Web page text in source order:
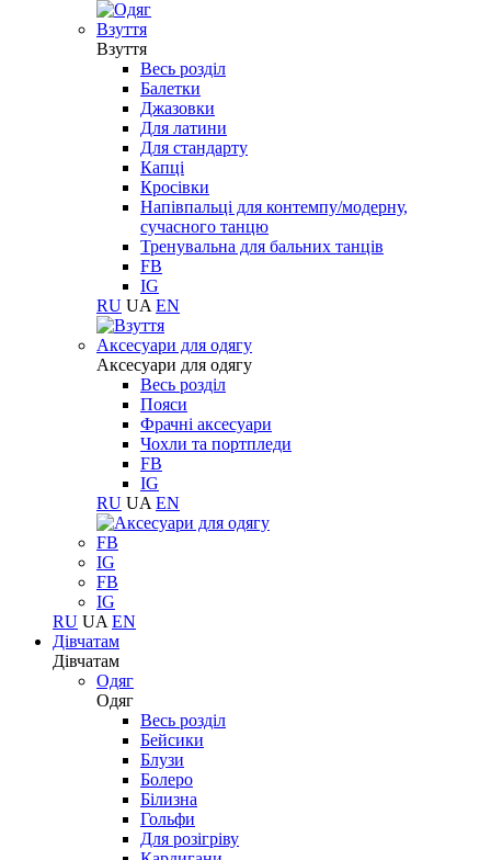
Взуття
Взуття
Весь розділ
Балетки
Джазовки
Для латини
Для стандарту
Капці
Кросівки
Напівпальці для контемпу/модерну,
сучасного танцю
Тренувальна для бальних танців
FB
IG
RU UA EN
Aксесуари для одягу
Aксесуари для одягу
Весь розділ
Пояси
Фрачні аксесуари
Чохли та портпледи
FB
IG
RU UA EN
FB
IG
FB
IG
RU UA EN
Дівчатам
Дівчатам
Одяг
Одяг
Весь розділ
Бейсики
Блузи
Болеро
Білизна
Гольфи
Для розігріву